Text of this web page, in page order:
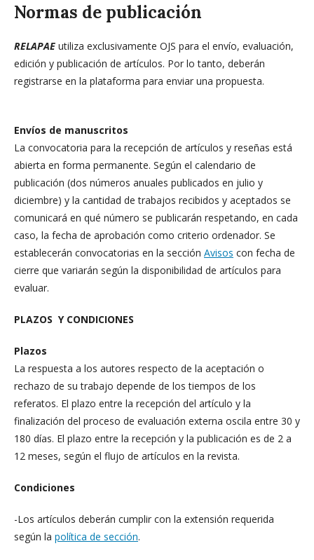
Normas de publicación
RELAPAE utiliza exclusivamente OJS para el envío, evaluación,
edición y publicación de artículos. Por lo tanto, deberán
registrarse en la plataforma para enviar una propuesta.
Envíos de manuscritos
La convocatoria para la recepción de artículos y reseñas está
abierta en forma permanente. Según el calendario de
publicación (dos números anuales publicados en julio y
diciembre) y la cantidad de trabajos recibidos y aceptados se
comunicará en qué número se publicarán respetando, en cada
caso, la fecha de aprobación como criterio ordenador. Se
establecerán convocatorias en la sección Avisos con fecha de
cierre que variarán según la disponibilidad de artículos para
evaluar.
PLAZOS Y CONDICIONES
Plazos
La respuesta a los autores respecto de la aceptación o
rechazo de su trabajo depende de los tiempos de los
referatos. El plazo entre la recepción del artículo y la
finalización del proceso de evaluación externa oscila entre 30 y
180 días. El plazo entre la recepción y la publicación es de 2 a
12 meses, según el flujo de artículos en la revista.
Condiciones
-Los artículos deberán cumplir con la extensión requerida
según la política de sección.